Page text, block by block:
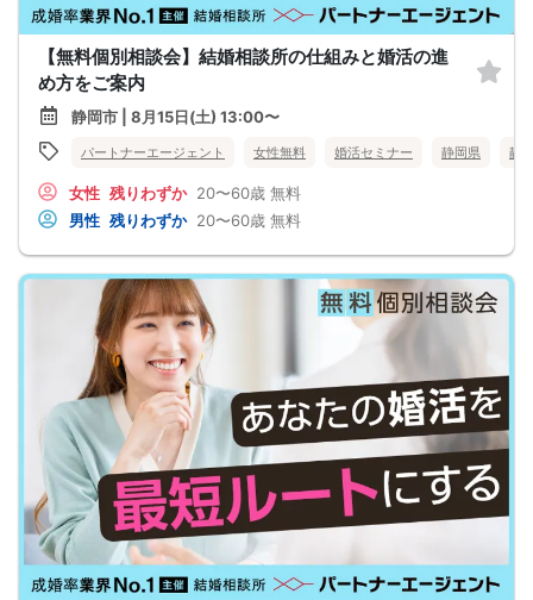
【無料個別相談会】結婚相談所の仕組みと婚活の進
め方をご案内
静岡市 | 8月15日(土) 13:00〜
パートナーエージェント 女性無料 婚活セミナー 静岡県 静
女性 残りわずか 20〜60歳 無料
男性 残りわずか 20〜60歳 無料